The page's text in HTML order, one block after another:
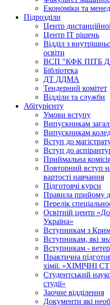
Економіки та
Підрозділи
Центр
Центр ІТ рішень
Відділ з
освіти
ВСП "КФК ПІТБ
Бібліотека
ДТ ДДМА
Тендерний комітет
Відділи та служби
Абітурієнту
Умови вступу
Випускникам
Випускникам
Вступ до
Вступ до
Приймальна
Повторний вступ
вартості навчання
Підготовчі курси
Правила прийому
Перелік
Освітній центр
Україна»
Вступникам з
Вступникам, які
Вступникам -
Практична
хімії. «ХІМІЧНІ
Студентський
студії»
Заочне відділення
Документи які